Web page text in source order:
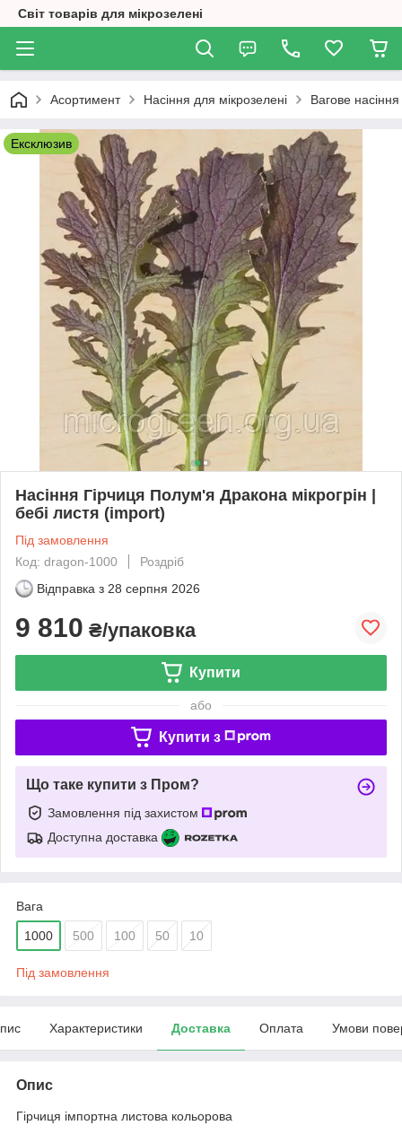
Світ товарів для мікрозелені
Асортимент Насіння для мікрозелені Вагове насіння
Ексклюзив
Насіння Гірчиця Полум'я Дракона мікрогрін |
бебі листя (import)
Під замовлення
Код: dragon-1000
Роздріб
Відправка з 28 серпня 2026
9 810 ₴/упаковка
Купити
або
Купити з
Що таке купити з Пром?
Замовлення під захистом
Доступна доставка
Вага
1000 500 100 50 10
Під замовлення
Характеристики Доставка Оплата Умови
Опис
Гірчиця імпортна листова кольорова